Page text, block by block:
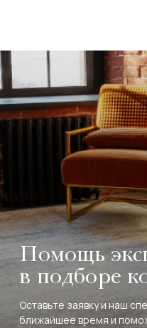
Помощь
в подборе
Оставьте заявку и наш
ближайшее время и